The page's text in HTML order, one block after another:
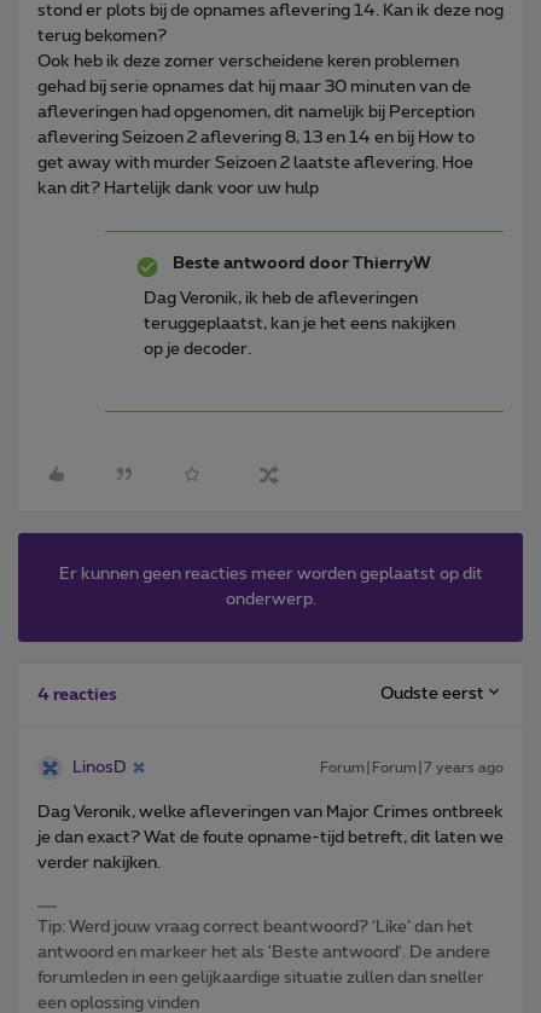
stond er plots bij de opnames aflevering 14. Kan ik deze nog
terug bekomen?
Ook heb ik deze zomer verscheidene keren problemen
gehad bij serie opnames dat hij maar 30 minuten van de
afleveringen had opgenomen, dit namelijk bij Perception
aflevering Seizoen 2 aflevering 8, 13 en 14 en bij How to
get away with murder Seizoen 2 laatste aflevering. Hoe
kan dit? Hartelijk dank voor uw hulp
Beste antwoord door ThierryW
Dag Veronik, ik heb de afleveringen
teruggeplaatst, kan je het eens nakijken
op je decoder.
Er kunnen geen reacties meer worden geplaatst op dit
onderwerp.
4 reacties Oudste eerst
LinosD Forum|Forum|7 years ago
Dag Veronik, welke afleveringen van Major Crimes ontbreek
je dan exact? Wat de foute opname-tijd betreft, dit laten we
verder nakijken.
Tip: Werd jouw vraag correct beantwoord? ‘Like’ dan het
antwoord en markeer het als 'Beste antwoord'. De andere
forumleden in een gelijkaardige situatie zullen dan sneller
een oplossing vinden